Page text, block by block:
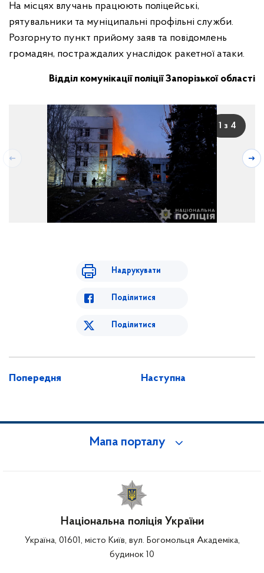
На місцях влучань працюють поліцейські,
рятувальники та муніципальні профільні служби.
Розгорнуто пункт прийому заяв та повідомлень
громадян, постраждалих унаслідок ракетної атаки.
Відділ комунікації поліції Запорізької області
1 з 4
Надрукувати
Поділитися
Поділитися
Попередня Наступна
Мапа порталу
Національна поліція України
Україна, 01601, місто Київ, вул. Богомольця Академіка,
будинок 10